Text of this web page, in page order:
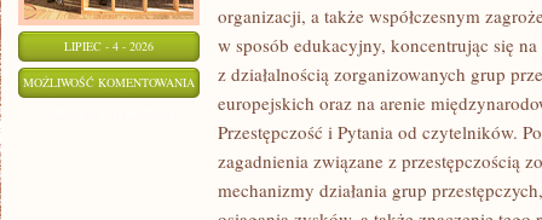
LIPIEC - 4 - 2026
MOŻLIWOŚĆ KOMENTOWANIA KULTURA
MAFIA
organizacji, a także współczesnym
w sposób edukacyjny, koncentrując się
z działalnością zorganizowanych grup
europejskich oraz na arenie
Przestępczość i Pytania od czytelników.
zagadnienia związane z przestępczością
mechanizmy działania grup